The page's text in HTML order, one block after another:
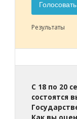
Голосовать
Результаты
С 18 по 20
состоятся